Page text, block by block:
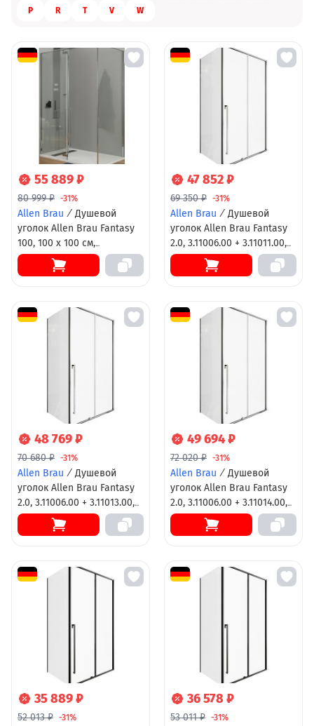
P R T V W
55 889 ₽
80 999 ₽ -31%
Allen Brau / Душевой
уголок Allen Brau Fantasy
100, 100 x 100 см,
квадратный, профиль
хром, стекло прозрачное,
47 852 ₽
69 350 ₽ -31%
Allen Brau / Душевой
уголок Allen Brau Fantasy
2.0, 3.11006.00 + 3.11011.00,
120 х 80 см, стекло
прозрачное, профиль хром
48 769 ₽
70 680 ₽ -31%
Allen Brau / Душевой
уголок Allen Brau Fantasy
2.0, 3.11006.00 + 3.11013.00,
120 х 90 см, стекло
прозрачное, профиль хром
49 694 ₽
72 020 ₽ -31%
Allen Brau / Душевой
уголок Allen Brau Fantasy
2.0, 3.11006.00 + 3.11014.00,
120 х 100 см, стекло
прозрачное, профиль хром
35 889 ₽
52 013 ₽ -31%
36 578 ₽
53 011 ₽ -31%